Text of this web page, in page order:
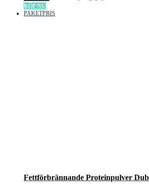
KÖP NU
PAKETPRIS